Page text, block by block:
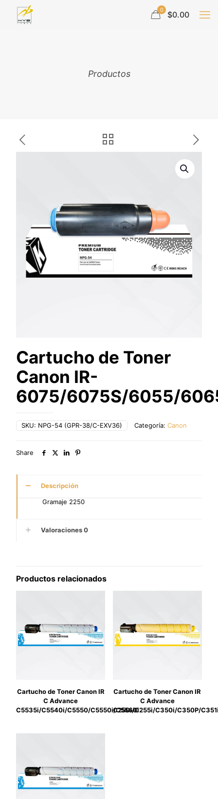
0 $0.00
Productos
Cartucho de Toner
Canon IR-
6075/6075S/6055/
SKU: NPG-54 (GPR-38/C-EXV36) Categoría: Canon
Share
Descripción
Gramaje 2250
Valoraciones0
Productos relacionados
Cartucho de Toner Canon IR
C Advance
C5535i/C5540i/C5550/C5550i/C5560i
Cartucho de Toner Canon IR
C Advance
C250i/C255i/C350i/C350P/